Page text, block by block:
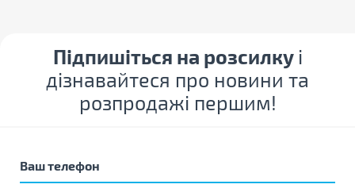
Підпишіться на розсилку і
дізнавайтеся про новини та
розпродажі першим!